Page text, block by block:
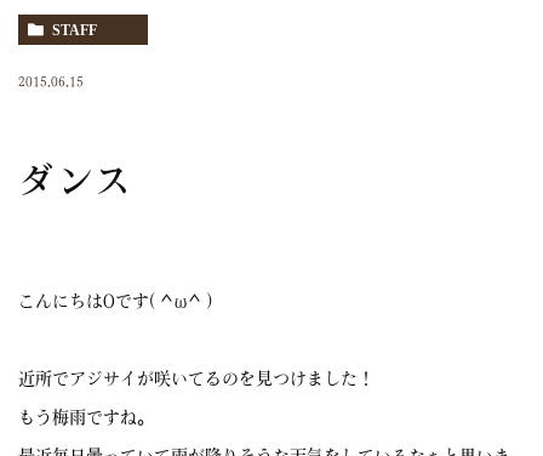
STAFF
2015.06.15
ダンス
こんにちはOです( ^ω^ )
近所でアジサイが咲いてるのを見つけました！
もう梅雨ですね。